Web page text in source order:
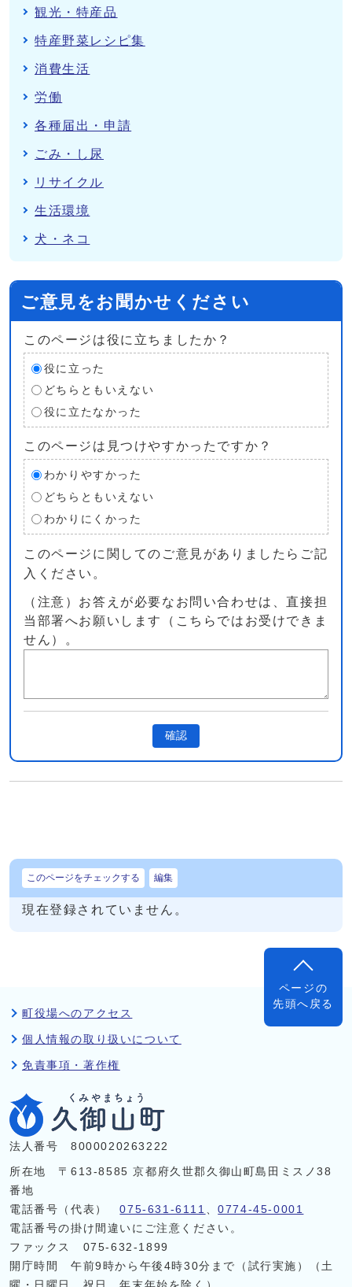
観光・特産品
特産野菜レシピ集
消費生活
労働
各種届出・申請
ごみ・し尿
リサイクル
生活環境
犬・ネコ
ご意見をお聞かせください
このページは役に立ちましたか？
役に立った
どちらともいえない
役に立たなかった
このページは見つけやすかったですか？
わかりやすかった
どちらともいえない
わかりにくかった
このページに関してのご意見がありましたらご記
入ください。
（注意）お答えが必要なお問い合わせは、直接担
当部署へお願いします（こちらではお受けできま
せん）。
確認
このページをチェックする 編集
現在登録されていません。
ページの
先頭へ戻る
町役場へのアクセス
個人情報の取り扱いについて
免責事項・著作権
法人番号 8000020263222
所在地 〒613-8585 京都府久世郡久御山町島田ミスノ38
番地
電話番号（代表）075-631-6111 、0774-45-0001
電話番号の掛け間違いにご注意ください。
ファックス 075-632-1899
開庁時間 午前9時から午後4時30分まで（試行実施）（土